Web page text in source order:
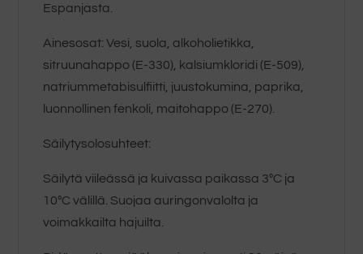
Espanjasta.
Ainesosat: Vesi, suola, alkoholietikka,
sitruunahappo (E-330), kalsiumkloridi (E-509),
natriummetabisulfiitti, juustokumina, paprika,
luonnollinen fenkoli, maitohappo (E-270).
Säilytysolosuhteet:
Säilytä viileässä ja kuivassa paikassa 3ºC ja
10ºC välillä. Suojaa auringonvalolta ja
voimakkailta hajuilta.